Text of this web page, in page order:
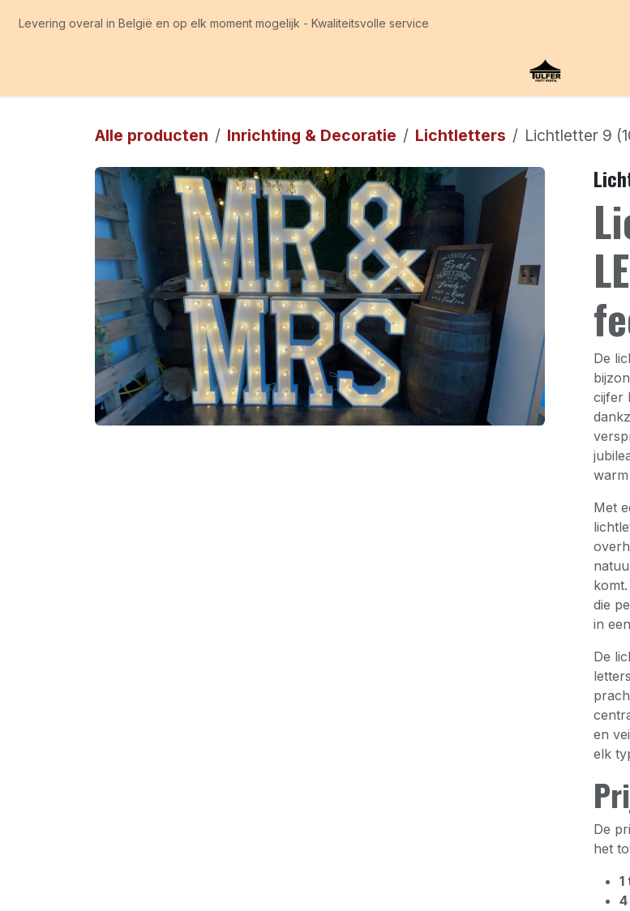
Levering overal in België en op elk moment mogelijk - Kwaliteitsvolle service
Alle producten Inrichting & Decoratie Lichtletters Lichtletter 9
De
cijfer
Met
die
in
De
en
elk
De
het